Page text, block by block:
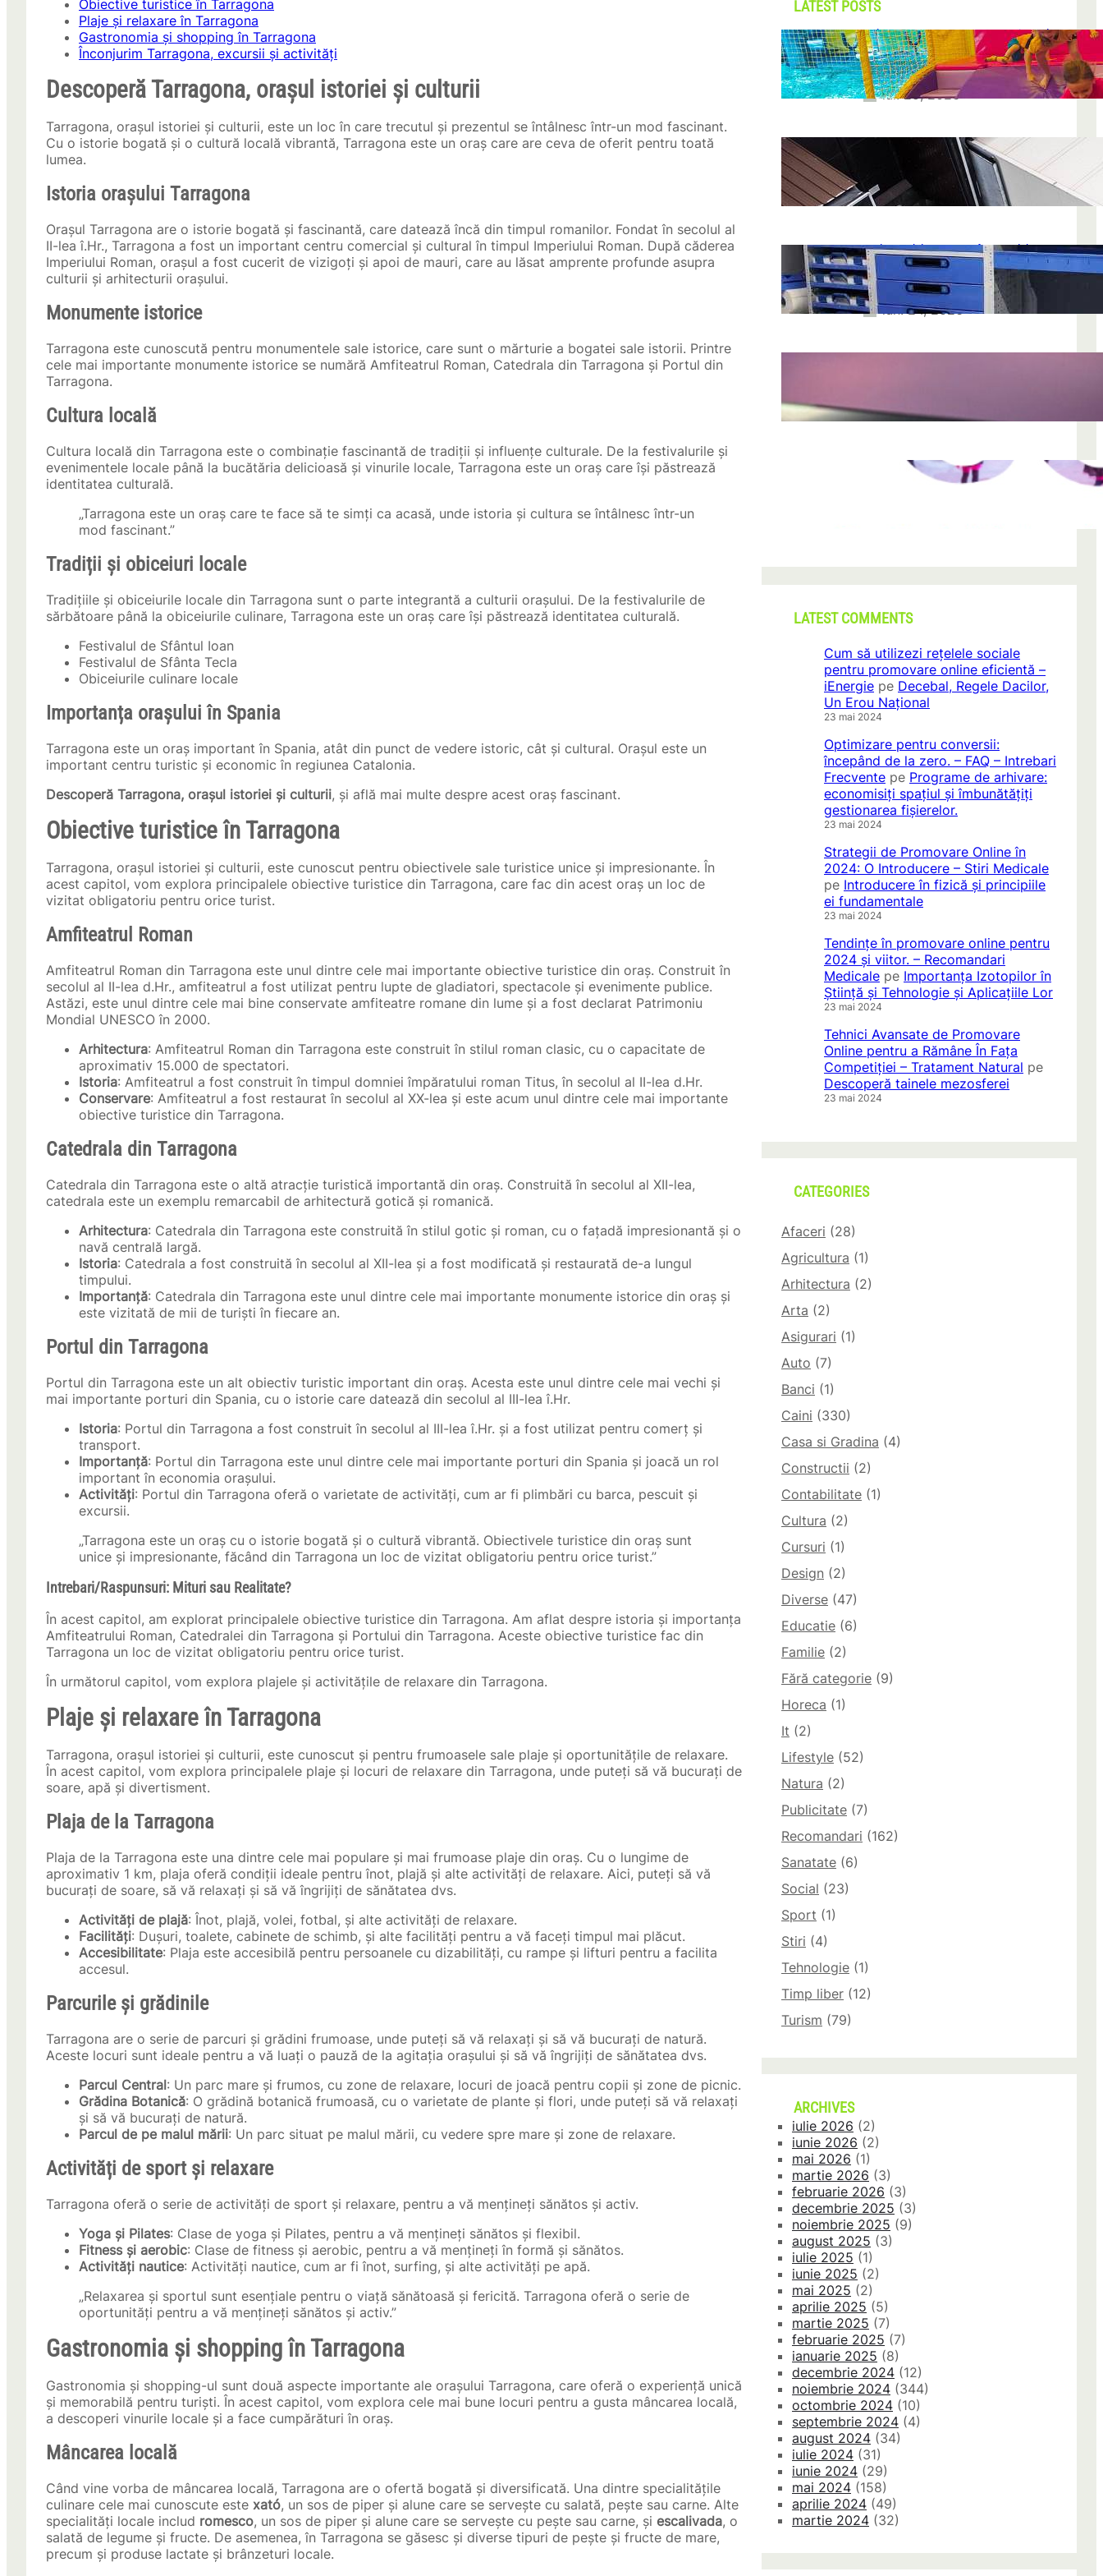
Obiective turistice în Tarragona
Plaje și relaxare în Tarragona
Gastronomia și shopping în Tarragona
Înconjurim Tarragona, excursii și activități
Descoperă Tarragona, orașul istoriei și culturii
Tarragona, orașul istoriei și culturii, este un loc în care trecutul și prezentul se întâlnesc într-un mod fascinant.
Cu o istorie bogată și o cultură locală vibrantă, Tarragona este un oraș care are ceva de oferit pentru toată
lumea.
Istoria orașului Tarragona
Orașul Tarragona are o istorie bogată și fascinantă, care datează încă din timpul romanilor. Fondat în secolul al
II-lea î.Hr., Tarragona a fost un important centru comercial și cultural în timpul Imperiului Roman. După căderea
Imperiului Roman, orașul a fost cucerit de vizigoți și apoi de mauri, care au lăsat amprente profunde asupra
culturii și arhitecturii orașului.
Monumente istorice
Tarragona este cunoscută pentru monumentele sale istorice, care sunt o mărturie a bogatei sale istorii. Printre
cele mai importante monumente istorice se numără Amfiteatrul Roman, Catedrala din Tarragona și Portul din
Tarragona.
Cultura locală
Cultura locală din Tarragona este o combinație fascinantă de tradiții și influențe culturale. De la festivalurile și
evenimentele locale până la bucătăria delicioasă și vinurile locale, Tarragona este un oraș care își păstrează
identitatea culturală.
„Tarragona este un oraș care te face să te simți ca acasă, unde istoria și cultura se întâlnesc într-un
mod fascinant.”
Tradiții și obiceiuri locale
Tradițiile și obiceiurile locale din Tarragona sunt o parte integrantă a culturii orașului. De la festivalurile de
sărbătoare până la obiceiurile culinare, Tarragona este un oraș care își păstrează identitatea culturală.
Festivalul de Sfântul Ioan
Festivalul de Sfânta Tecla
Obiceiurile culinare locale
Importanța orașului în Spania
Tarragona este un oraș important în Spania, atât din punct de vedere istoric, cât și cultural. Orașul este un
important centru turistic și economic în regiunea Catalonia.
Descoperă Tarragona, orașul istoriei și culturii, și află mai multe despre acest oraș fascinant.
Obiective turistice în Tarragona
Tarragona, orașul istoriei și culturii, este cunoscut pentru obiectivele sale turistice unice și impresionante. În
acest capitol, vom explora principalele obiective turistice din Tarragona, care fac din acest oraș un loc de
vizitat obligatoriu pentru orice turist.
Amfiteatrul Roman
Amfiteatrul Roman din Tarragona este unul dintre cele mai importante obiective turistice din oraș. Construit în
secolul al II-lea d.Hr., amfiteatrul a fost utilizat pentru lupte de gladiatori, spectacole și evenimente publice.
Astăzi, este unul dintre cele mai bine conservate amfiteatre romane din lume și a fost declarat Patrimoniu
Mondial UNESCO în 2000.
Arhitectura: Amfiteatrul Roman din Tarragona este construit în stilul roman clasic, cu o capacitate de
aproximativ 15.000 de spectatori.
Istoria: Amfiteatrul a fost construit în timpul domniei împăratului roman Titus, în secolul al II-lea d.Hr.
Conservare: Amfiteatrul a fost restaurat în secolul al XX-lea și este acum unul dintre cele mai importante
obiective turistice din Tarragona.
Catedrala din Tarragona
Catedrala din Tarragona este o altă atracție turistică importantă din oraș. Construită în secolul al XII-lea,
catedrala este un exemplu remarcabil de arhitectură gotică și romanică.
Arhitectura: Catedrala din Tarragona este construită în stilul gotic și roman, cu o fațadă impresionantă și o
navă centrală largă.
Istoria: Catedrala a fost construită în secolul al XII-lea și a fost modificată și restaurată de-a lungul
timpului.
Importanță: Catedrala din Tarragona este unul dintre cele mai importante monumente istorice din oraș și
este vizitată de mii de turiști în fiecare an.
Portul din Tarragona
Portul din Tarragona este un alt obiectiv turistic important din oraș. Acesta este unul dintre cele mai vechi și
mai importante porturi din Spania, cu o istorie care datează din secolul al III-lea î.Hr.
Istoria: Portul din Tarragona a fost construit în secolul al III-lea î.Hr. și a fost utilizat pentru comerț și
transport.
Importanță: Portul din Tarragona este unul dintre cele mai importante porturi din Spania și joacă un rol
important în economia orașului.
Activități: Portul din Tarragona oferă o varietate de activități, cum ar fi plimbări cu barca, pescuit și
excursii.
„Tarragona este un oraș cu o istorie bogată și o cultură vibrantă. Obiectivele turistice din oraș sunt
unice și impresionante, făcând din Tarragona un loc de vizitat obligatoriu pentru orice turist.”
Intrebari/Raspunsuri: Mituri sau Realitate?
În acest capitol, am explorat principalele obiective turistice din Tarragona. Am aflat despre istoria și importanța
Amfiteatrului Roman, Catedralei din Tarragona și Portului din Tarragona. Aceste obiective turistice fac din
Tarragona un loc de vizitat obligatoriu pentru orice turist.
În următorul capitol, vom explora plajele și activitățile de relaxare din Tarragona.
Plaje și relaxare în Tarragona
Tarragona, orașul istoriei și culturii, este cunoscut și pentru frumoasele sale plaje și oportunitățile de relaxare.
În acest capitol, vom explora principalele plaje și locuri de relaxare din Tarragona, unde puteți să vă bucurați de
soare, apă și divertisment.
Plaja de la Tarragona
Plaja de la Tarragona este una dintre cele mai populare și mai frumoase plaje din oraș. Cu o lungime de
aproximativ 1 km, plaja oferă condiții ideale pentru înot, plajă și alte activități de relaxare. Aici, puteți să vă
bucurați de soare, să vă relaxați și să vă îngrijiți de sănătatea dvs.
Activități de plajă: Înot, plajă, volei, fotbal, și alte activități de relaxare.
Facilități: Dușuri, toalete, cabinete de schimb, și alte facilități pentru a vă faceți timpul mai plăcut.
Accesibilitate: Plaja este accesibilă pentru persoanele cu dizabilități, cu rampe și lifturi pentru a facilita
accesul.
Parcurile și grădinile
Tarragona are o serie de parcuri și grădini frumoase, unde puteți să vă relaxați și să vă bucurați de natură.
Aceste locuri sunt ideale pentru a vă luați o pauză de la agitația orașului și să vă îngrijiți de sănătatea dvs.
Parcul Central: Un parc mare și frumos, cu zone de relaxare, locuri de joacă pentru copii și zone de picnic.
Grădina Botanică: O grădină botanică frumoasă, cu o varietate de plante și flori, unde puteți să vă relaxați
și să vă bucurați de natură.
Parcul de pe malul mării: Un parc situat pe malul mării, cu vedere spre mare și zone de relaxare.
Activități de sport și relaxare
Tarragona oferă o serie de activități de sport și relaxare, pentru a vă mențineți sănătos și activ.
Yoga și Pilates: Clase de yoga și Pilates, pentru a vă mențineți sănătos și flexibil.
Fitness și aerobic: Clase de fitness și aerobic, pentru a vă mențineți în formă și sănătos.
Activități nautice: Activități nautice, cum ar fi înot, surfing, și alte activități pe apă.
„Relaxarea și sportul sunt esențiale pentru o viață sănătoasă și fericită. Tarragona oferă o serie de
oportunități pentru a vă mențineți sănătos și activ.”
Gastronomia și shopping în Tarragona
Gastronomia și shopping-ul sunt două aspecte importante ale orașului Tarragona, care oferă o experiență unică
și memorabilă pentru turiști. În acest capitol, vom explora cele mai bune locuri pentru a gusta mâncarea locală,
a descoperi vinurile locale și a face cumpărături în oraș.
Mâncarea locală
Când vine vorba de mâncarea locală, Tarragona are o ofertă bogată și diversificată. Una dintre specialitățile
culinare cele mai cunoscute este xató, un sos de piper și alune care se servește cu salată, pește sau carne. Alte
specialități locale includ romesco, un sos de piper și alune care se servește cu pește sau carne, și escalivada, o
salată de legume și fructe. De asemenea, în Tarragona se găsesc și diverse tipuri de pește și fructe de mare,
precum și produse lactate și brânzeturi locale.
LATEST POSTS
Soluții pentru părinții care vor să își vadă
copiii explorând în loc să stea pe
telefoane
iul. 25, 2026
Ce soluție de urmărire GPS este
recomandată pentru transport marfă
iul. 2, 2026
Atelier mobil: cum transformi o dubă
obișnuită într-un spațiu de lucru care
chiar funcționează
iun. 24, 2026
iun. 23, 2026
CONI FEST 2026 – o editie record prin
LATEST COMMENTS
Cum să utilizezi rețelele sociale
pentru promovare online eficientă –
iEnergie pe Decebal, Regele Dacilor,
Un Erou Național
23 mai 2024
Optimizare pentru conversii:
începând de la zero. – FAQ – Intrebari
Frecvente pe Programe de arhivare:
economisiți spațiul și îmbunătățiți
gestionarea fișierelor.
23 mai 2024
Strategii de Promovare Online în
2024: O Introducere – Stiri Medicale
pe Introducere în fizică și principiile
ei fundamentale
23 mai 2024
Tendințe în promovare online pentru
2024 și viitor. – Recomandari
Medicale pe Importanța Izotopilor în
Știință și Tehnologie și Aplicațiile Lor
23 mai 2024
Tehnici Avansate de Promovare
Online pentru a Rămâne În Fața
Competiției – Tratament Natural pe
Descoperă tainele mezosferei
23 mai 2024
CATEGORIES
Afaceri (28)
Agricultura (1)
Arhitectura (2)
Arta (2)
Asigurari (1)
Auto (7)
Banci (1)
Caini (330)
Casa si Gradina (4)
Constructii (2)
Contabilitate (1)
Cultura (2)
Cursuri (1)
Design (2)
Diverse (47)
Educatie (6)
Familie (2)
Fără categorie (9)
Horeca (1)
It (2)
Lifestyle (52)
Natura (2)
Publicitate (7)
Recomandari (162)
Sanatate (6)
Social (23)
Sport (1)
Stiri (4)
Tehnologie (1)
Timp liber (12)
Turism (79)
ARCHIVES
iulie 2026 (2)
iunie 2026 (2)
mai 2026 (1)
martie 2026 (3)
februarie 2026 (3)
decembrie 2025 (3)
noiembrie 2025 (9)
august 2025 (3)
iulie 2025 (1)
iunie 2025 (2)
mai 2025 (2)
aprilie 2025 (5)
martie 2025 (7)
februarie 2025 (7)
ianuarie 2025 (8)
decembrie 2024 (12)
noiembrie 2024 (344)
octombrie 2024 (10)
septembrie 2024 (4)
august 2024 (34)
iulie 2024 (31)
iunie 2024 (29)
mai 2024 (158)
aprilie 2024 (49)
martie 2024 (32)